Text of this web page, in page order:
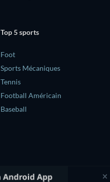
Top 5 sports
Foot
Sports Mécaniques
Tennis
Football Américain
Baseball